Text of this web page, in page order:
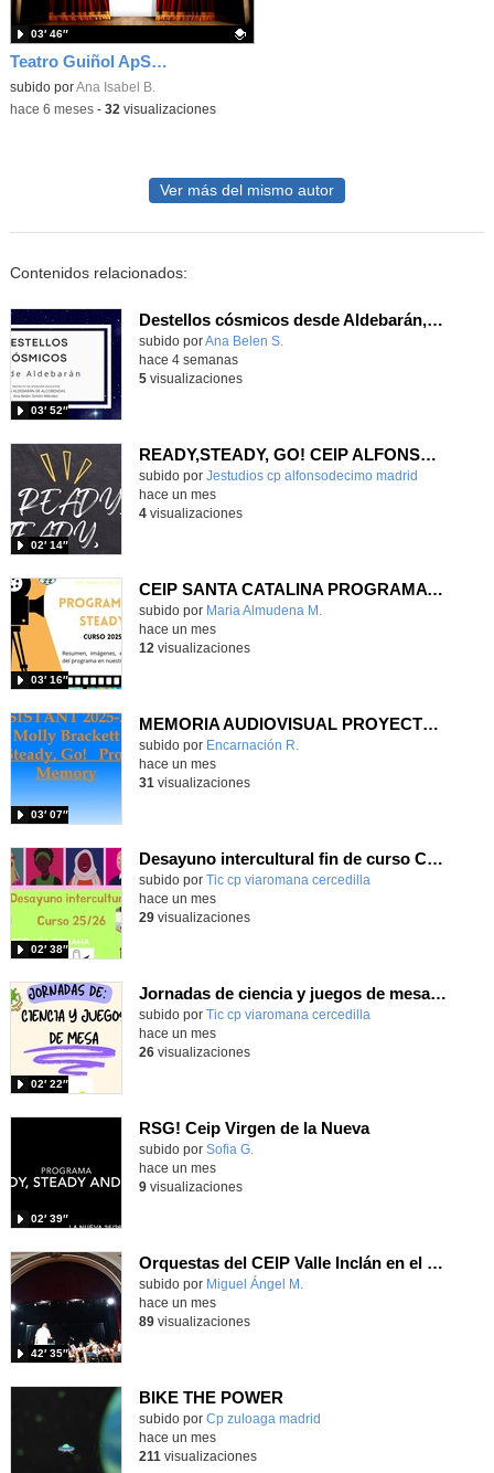
Teatro Guiñol ApS La Anunciación
Contenido educativo.
subido porAna Isabel B.
03′ 46″
-hace 6 meses- 32 visualizaciones
Ver más del mismo autor
Contenidos relacionados:
Destellos cósmicos desde Aldebarán, alcanzar las estrellas
Contenido educativo.
subido porAna Belen S.
03′ 52″
hace 4 semanas
5visualizaciones
READY,STEADY, GO! CEIP ALFONSO X EL SABIO
Contenido educativo.
subido por Jestudios cp alfonsodecimo madrid
02′ 14″
hace un mes
4visualizaciones
CEIP SANTA CATALINA PROGRAMA READY, STEADY, GO! 2025-26
Contenido educativo.
subido por Maria Almudena M.
03′ 16″
hace un mes
12 visualizaciones
MEMORIA AUDIOVISUAL PROYECTO READY, STEADY, GO CEIP LA LATINA
Contenido educativo.
subido por Encarnación R.
03′ 07″
hace un mes
31 visualizaciones
Desayuno intercultural fin de curso CEIP Vía Romana 25/26
subido por Tic cp viaromana cercedilla
02′ 38″
hace un mes
29visualizaciones
Jornadas de ciencia y juegos de mesa CEIP Vía Romana 25/26
subido por Tic cp viaromana cercedilla
02′ 22″
hace un mes
26visualizaciones
RSG! Ceip Virgen de la Nueva
Contenido educativo.
subido por Sofia G.
02′ 39″
hace un mes
9visualizaciones
Orquestas del CEIP Valle Inclán en el IES Ramiro de Maeztu
Contenido educativo.
subido por Miguel Ángel M.
42′ 35″
hace un mes
89visualizaciones
BIKE THE POWER
Contenido educativo.
subido por Cp zuloaga madrid
hace un mes
211 visualizaciones